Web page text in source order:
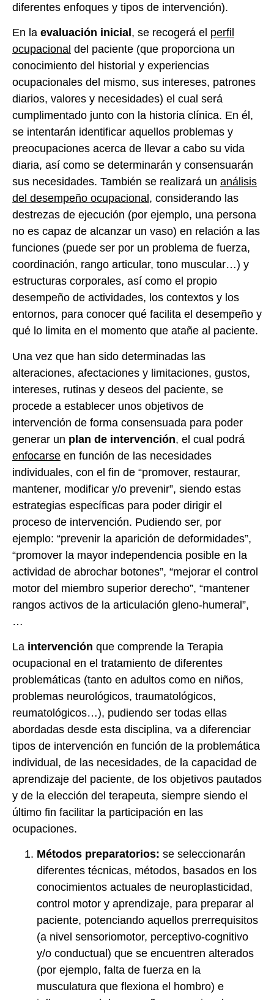
diferentes enfoques y tipos de intervención).
En la evaluación inicial , se recogerá el perfil
ocupacional del paciente (que proporciona un
conocimiento del historial y experiencias
ocupacionales del mismo, sus intereses, patrones
diarios, valores y necesidades) el cual será
cumplimentado junto con la historia clínica. En él,
se intentarán identificar aquellos problemas y
preocupaciones acerca de llevar a cabo su vida
diaria, así como se determinarán y consensuarán
sus necesidades. También se realizará un análisis
del desempeño ocupacional , considerando las
destrezas de ejecución (por ejemplo, una persona
no es capaz de alcanzar un vaso) en relación a las
funciones (puede ser por un problema de fuerza,
coordinación, rango articular, tono muscular…) y
estructuras corporales, así como el propio
desempeño de actividades, los contextos y los
entornos, para conocer qué facilita el desempeño y
qué lo limita en el momento que atañe al paciente.
Una vez que han sido determinadas las
alteraciones, afectaciones y limitaciones, gustos,
intereses, rutinas y deseos del paciente, se
procede a establecer unos objetivos de
intervención de forma consensuada para poder
generar un plan de intervención, el cual podrá
enfocarse en función de las necesidades
individuales, con el fin de “promover, restaurar,
mantener, modificar y/o prevenir”, siendo estas
estrategias específicas para poder dirigir el
proceso de intervención. Pudiendo ser, por
ejemplo: “prevenir la aparición de deformidades”,
“promover la mayor independencia posible en la
actividad de abrochar botones”, “mejorar el control
motor del miembro superior derecho”, “mantener
rangos activos de la articulación gleno-humeral”,
…
La intervención que comprende la Terapia
ocupacional en el tratamiento de diferentes
problemáticas (tanto en adultos como en niños,
problemas neurológicos, traumatológicos,
reumatológicos…), pudiendo ser todas ellas
abordadas desde esta disciplina, va a diferenciar
tipos de intervención en función de la problemática
individual, de las necesidades, de la capacidad de
aprendizaje del paciente, de los objetivos pautados
y de la elección del terapeuta, siempre siendo el
último fin facilitar la participación en las
ocupaciones.
Métodos preparatorios: se seleccionarán
diferentes técnicas, métodos, basados en los
conocimientos actuales de neuroplasticidad,
control motor y aprendizaje, para preparar al
paciente, potenciando aquellos prerrequisitos
(a nivel sensoriomotor, perceptivo-cognitivo
y/o conductual) que se encuentren alterados
(por ejemplo, falta de fuerza en la
musculatura que flexiona el hombro) e